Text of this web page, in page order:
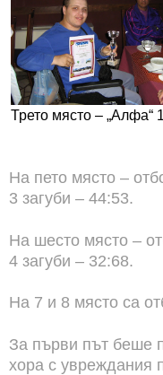
Трето място – „Алфа“ 1
На пето място –
3 загуби – 44:53.
На шесто място –
4 загуби – 32:68.
На 7 и 8 място са
За първи път беше
хора с увреждания